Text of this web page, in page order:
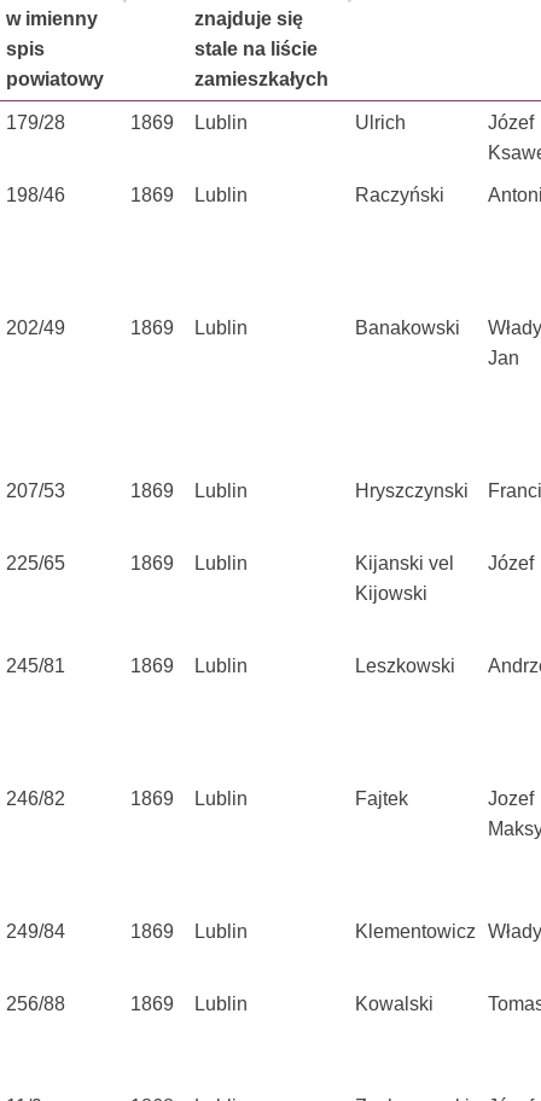
w imienny
spis
powiatowy
znajduje się
stale na liście
zamieszkałych
179/28 1869 Lublin Ulrich
Józef
198/46 1869 Lublin Raczyński
202/49 1869 Lublin Banakowski
Jan
207/53 1869 Lublin Hryszczynski
225/65 1869 Lublin
Kijanski vel
Kijowski
Józef
245/81 1869 Lublin Leszkowski
246/82 1869 Lublin Fajtek
Jozef
249/84 1869 Lublin Klementowicz
256/88 1869 Lublin Kowalski